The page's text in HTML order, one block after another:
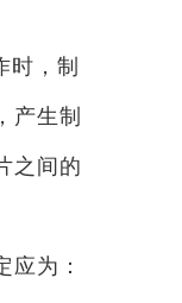
时，制
产生制
之间的
为：